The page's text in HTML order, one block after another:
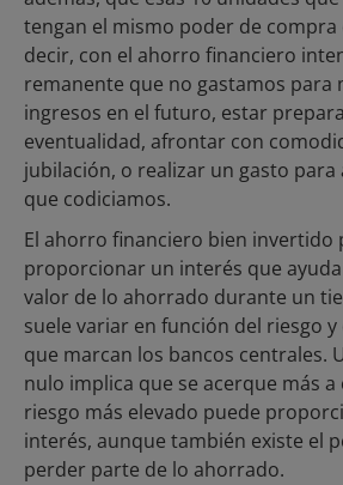
tengan el mismo poder de compra
decir, con el ahorro financiero
remanente que no gastamos para
ingresos en el futuro, estar
eventualidad, afrontar con
jubilación, o realizar un gasto
que codiciamos.
El ahorro financiero bien invertido
proporcionar un interés que
valor de lo ahorrado durante un
suele variar en función del riesgo
que marcan los bancos centrales.
nulo implica que se acerque más
riesgo más elevado puede
interés, aunque también existe el
perder parte de lo ahorrado.